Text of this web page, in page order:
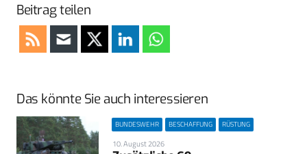
Beitrag teilen
Das könnte Sie auch interessieren
BUNDESWEHR BESCHAFFUNG RÜSTUNG
10. August 2026